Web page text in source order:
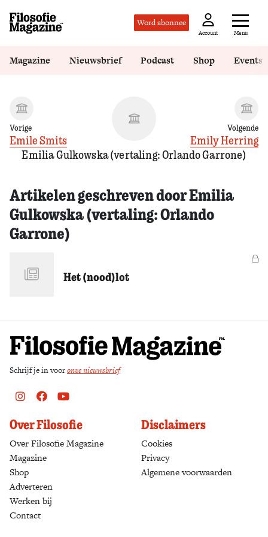
Word abonnee
Account Menu
Magazine Nieuwsbrief Podcast Shop Events
Vorige
Emile Smits
Emilia Gulkowska (vertaling: Orlando Garrone)
Volgende
Emily Herring
Artikelen geschreven door Emilia
Gulkowska (vertaling: Orlando
Garrone)
Het (nood)lot
Schrijf je in vooronze nieuwsbrief
Instagram
FacebookYoutube
Over Filosofie
Over Filosofie Magazine
Magazine
Shop
Adverteren
Werken bij
Contact
Disclaimers
Cookies
Privacy
Algemene voorwaarden